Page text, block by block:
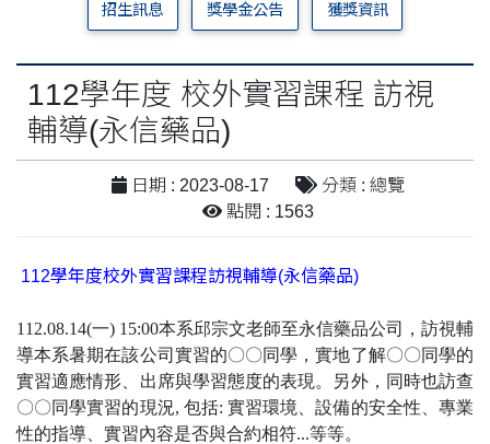
招生訊息 獎學金公告 獲獎資訊
112學年度 校外實習課程 訪視
輔導(永信藥品)
日期 : 2023-08-17
分類 : 總覽
點閱 : 1563
112學年度校外實習課程訪視輔導(永信藥品)
112.08.14(一) 15:00本系邱宗文老師至永信藥品公司 ， 訪視輔
導本系暑期在該公司實習的〇〇同學，實地了解〇〇同學的
實習適應情形、出席與學習態度的表現。另外，同時也訪查
〇〇同學實習的現況, 包括: 實習環境、設備的安全性、專業
性的指導、實習內容是否與合約相符...等等。